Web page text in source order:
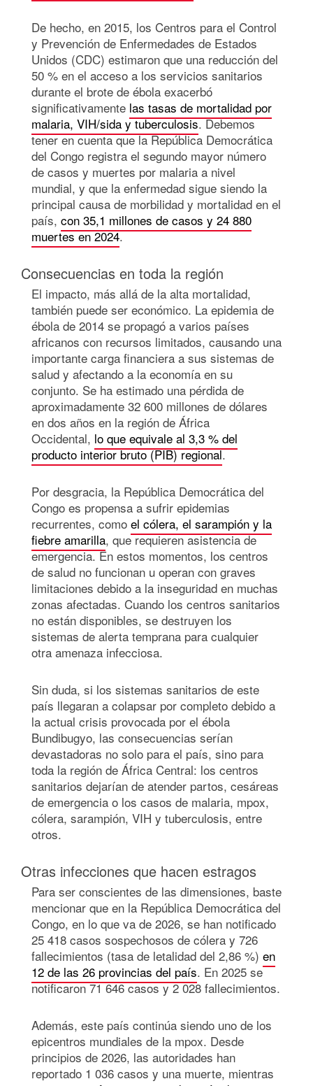
De hecho, en 2015, los Centros para el Control
y Prevención de Enfermedades de Estados
Unidos (CDC) estimaron que una reducción del
50 % en el acceso a los servicios sanitarios
durante el brote de ébola exacerbó
significativamente las tasas de mortalidad por
malaria, VIH/sida y tuberculosis. Debemos
tener en cuenta que la República Democrática
del Congo registra el segundo mayor número
de casos y muertes por malaria a nivel
mundial, y que la enfermedad sigue siendo la
principal causa de morbilidad y mortalidad en el
país, con 35,1 millones de casos y 24 880
muertes en 2024.
Consecuencias en toda la región
El impacto, más allá de la alta mortalidad,
también puede ser económico. La epidemia de
ébola de 2014 se propagó a varios países
africanos con recursos limitados, causando una
importante carga financiera a sus sistemas de
salud y afectando a la economía en su
conjunto. Se ha estimado una pérdida de
aproximadamente 32 600 millones de dólares
en dos años en la región de África
Occidental, lo que equivale al 3,3 % del
producto interior bruto (PIB) regional.
Por desgracia, la República Democrática del
Congo es propensa a sufrir epidemias
recurrentes, como el cólera, el sarampión y la
fiebre amarilla, que requieren asistencia de
emergencia. En estos momentos, los centros
de salud no funcionan u operan con graves
limitaciones debido a la inseguridad en muchas
zonas afectadas. Cuando los centros sanitarios
no están disponibles, se destruyen los
sistemas de alerta temprana para cualquier
otra amenaza infecciosa.
Sin duda, si los sistemas sanitarios de este
país llegaran a colapsar por completo debido a
la actual crisis provocada por el ébola
Bundibugyo, las consecuencias serían
devastadoras no solo para el país, sino para
toda la región de África Central: los centros
sanitarios dejarían de atender partos, cesáreas
de emergencia o los casos de malaria, mpox,
cólera, sarampión, VIH y tuberculosis, entre
otros.
Otras infecciones que hacen estragos
Para ser conscientes de las dimensiones, baste
mencionar que en la República Democrática del
Congo, en lo que va de 2026, se han notificado
25 418 casos sospechosos de cólera y 726
fallecimientos (tasa de letalidad del 2,86 %) en
12 de las 26 provincias del país. En 2025 se
notificaron 71 646 casos y 2 028 fallecimientos.
Además, este país continúa siendo uno de los
epicentros mundiales de la mpox. Desde
principios de 2026, las autoridades han
reportado 1 036 casos y una muerte, mientras